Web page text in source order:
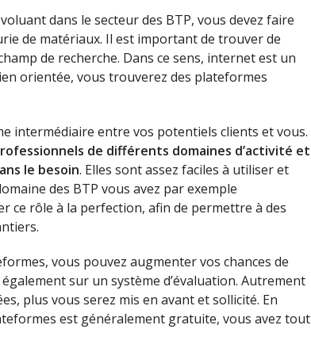
dans le secteur des BTP, vous devez faire
de matériaux. Il est important de trouver de
de recherche. Dans ce sens, internet est un
orientée, vous trouverez des plateformes
intermédiaire entre vos potentiels clients et vous.
de différents domaines d’activité et
le besoin. Elles sont assez faciles à utiliser et
des BTP vous avez par exemple
ce rôle à la perfection, afin de permettre à des
vous pouvez augmenter vos chances de
sur un système d’évaluation. Autrement
plus vous serez mis en avant et sollicité. En
est généralement gratuite, vous avez tout